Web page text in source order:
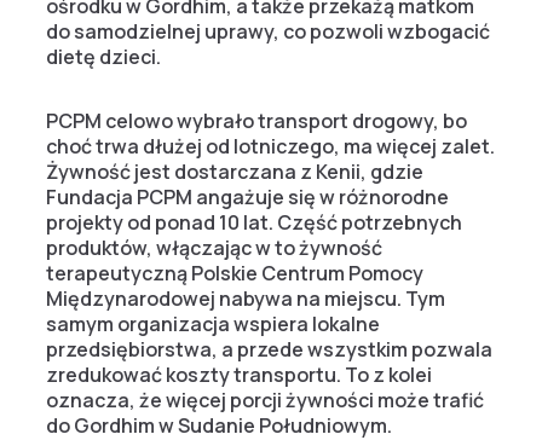
ośrodku w Gordhim, a także przekażą matkom
do samodzielnej uprawy, co pozwoli wzbogacić
dietę dzieci.
PCPM celowo wybrało transport drogowy, bo
choć trwa dłużej od lotniczego, ma więcej zalet.
Żywność jest dostarczana z Kenii, gdzie
Fundacja PCPM angażuje się w różnorodne
projekty od ponad 10 lat. Część potrzebnych
produktów, włączając w to żywność
terapeutyczną Polskie Centrum Pomocy
Międzynarodowej nabywa na miejscu. Tym
samym organizacja wspiera lokalne
przedsiębiorstwa, a przede wszystkim pozwala
zredukować koszty transportu. To z kolei
oznacza, że więcej porcji żywności może trafić
do Gordhim w Sudanie Południowym.